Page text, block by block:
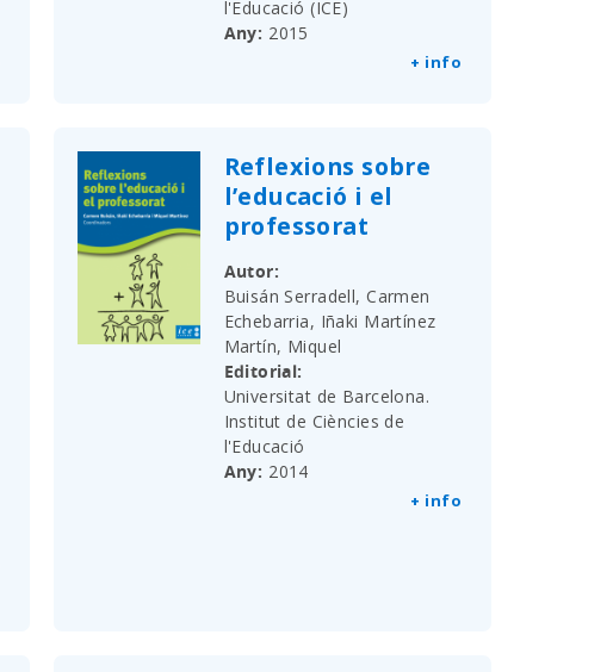
l'Educació (ICE)
Any 2015
+ info
Reflexions sobre
l’educació i el
professorat
Autor
Buisán Serradell, Carmen
Echebarria, Iñaki Martínez
Martín, Miquel
Editorial
Universitat de Barcelona.
Institut de Ciències de
l'Educació
Any 2014
+ info